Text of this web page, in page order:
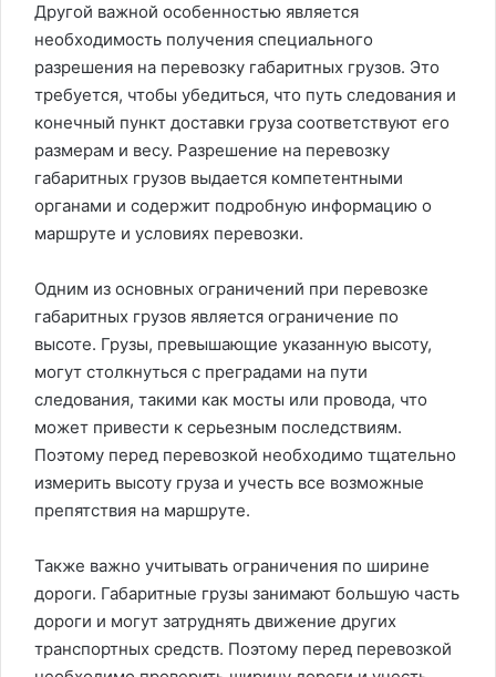
Другой важной особенностью является
необходимость получения специального
разрешения на перевозку габаритных грузов. Это
требуется, чтобы убедиться, что путь следования и
конечный пункт доставки груза соответствуют его
размерам и весу. Разрешение на перевозку
габаритных грузов выдается компетентными
органами и содержит подробную информацию о
маршруте и условиях перевозки.
Одним из основных ограничений при перевозке
габаритных грузов является ограничение по
высоте. Грузы, превышающие указанную высоту,
могут столкнуться с преградами на пути
следования, такими как мосты или провода, что
может привести к серьезным последствиям.
Поэтому перед перевозкой необходимо тщательно
измерить высоту груза и учесть все возможные
препятствия на маршруте.
Также важно учитывать ограничения по ширине
дороги. Габаритные грузы занимают большую часть
дороги и могут затруднять движение других
транспортных средств. Поэтому перед перевозкой